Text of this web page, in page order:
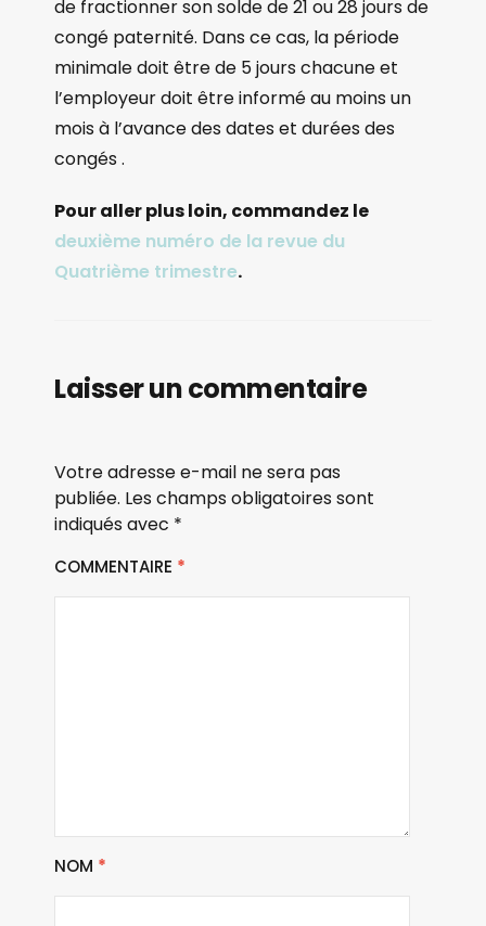
de fractionner son solde de 21 ou 28 jours de
congé paternité. Dans ce cas, la période
minimale doit être de 5 jours chacune et
l’employeur doit être informé au moins un
mois à l’avance des dates et durées des
congés .
Pour aller plus loin, commandez le
deuxième numéro de la revue du
Quatrième trimestre.
Laisser un commentaire
Votre adresse e-mail ne sera pas
publiée. Les champs obligatoires sont
indiqués avec *
COMMENTAIRE *
NOM *